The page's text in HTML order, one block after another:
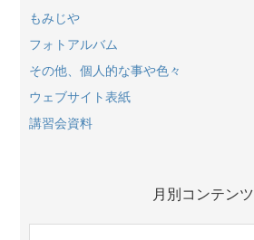
もみじや
フォトアルバム
その他、個人的な事や色々
ウェブサイト表紙
講習会資料
月別コンテンツ